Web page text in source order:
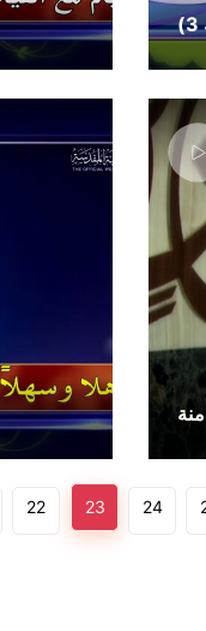
22 23 24